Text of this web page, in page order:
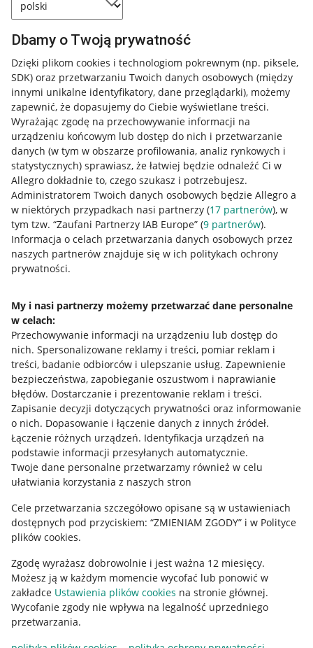
Dbamy o Twoją prywatność
Dzięki plikom cookies i technologiom pokrewnym (np. piksele,
SDK) oraz przetwarzaniu Twoich danych osobowych (między
innymi unikalne identyfikatory, dane przeglądarki), możemy
zapewnić, że dopasujemy do Ciebie wyświetlane treści.
Wyrażając zgodę na przechowywanie informacji na
urządzeniu końcowym lub dostęp do nich i przetwarzanie
danych (w tym w obszarze profilowania, analiz rynkowych i
statystycznych) sprawiasz, że łatwiej będzie odnaleźć Ci w
Allegro dokładnie to, czego szukasz i potrzebujesz.
Administratorem Twoich danych osobowych będzie Allegro a
w niektórych przypadkach nasi partnerzy (17 partnerów), w
tym tzw. “Zaufani Partnerzy IAB Europe” (9 partnerów).
Informacja o celach przetwarzania danych osobowych przez
naszych partnerów znajduje się w ich politykach ochrony
prywatności.
My i nasi partnerzy możemy przetwarzać dane personalne
w celach:
Przechowywanie informacji na urządzeniu lub dostęp do
nich. Spersonalizowane reklamy i treści, pomiar reklam i
treści, badanie odbiorców i ulepszanie usług. Zapewnienie
bezpieczeństwa, zapobieganie oszustwom i naprawianie
błędów. Dostarczanie i prezentowanie reklam i treści.
Zapisanie decyzji dotyczących prywatności oraz informowanie
o nich. Dopasowanie i łączenie danych z innych źródeł.
Łączenie różnych urządzeń. Identyfikacja urządzeń na
podstawie informacji przesyłanych automatycznie.
Twoje dane personalne przetwarzamy również w celu
ułatwiania korzystania z naszych stron
Cele przetwarzania szczegółowo opisane są w ustawieniach
dostępnych pod przyciskiem: “ZMIENIAM ZGODY” i w Polityce
plików cookies.
Zgodę wyrażasz dobrowolnie i jest ważna 12 miesięcy.
Możesz ją w każdym momencie wycofać lub ponowić w
zakładce Ustawienia plików cookies na stronie głównej.
Wycofanie zgody nie wpływa na legalność uprzedniego
przetwarzania.
Przydatne informacje
Jak to działa
Allegro Gadane dla sprzedających
Allegro Gadane dla kupujących
Mapa miejscowości
Informacje prawne
Regulamin
Polityka plików "cookies"
Ustawienia plików "cookies"
Udostępnianie lokalizacji
Informacje dla Aktu o Usługach Cyfrowych
Pobierz aplikację